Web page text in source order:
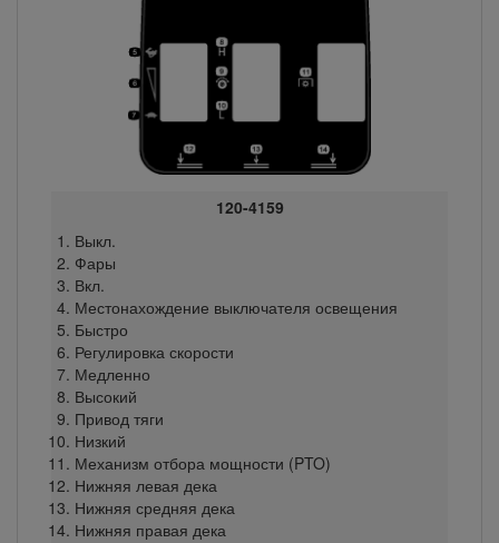
120-4159
Выкл.
Фары
Вкл.
Местонахождение выключателя освещения
Быстро
Регулировка скорости
Медленно
Высокий
Привод тяги
Низкий
Механизм отбора мощности (PTO)
Нижняя левая дека
Нижняя средняя дека
Нижняя правая дека